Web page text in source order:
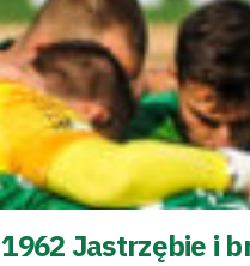
Jastrzębie i